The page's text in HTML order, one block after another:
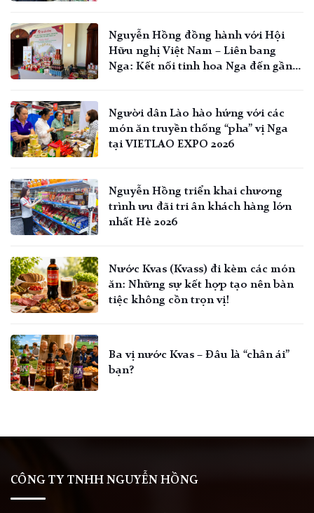
Nguyễn Hồng đồng hành với Hội
Hữu nghị Việt Nam – Liên bang
Nga: Kết nối tinh hoa Nga đến gần
Người dân Lào hào hứng với các
món ăn truyền thống “pha” vị Nga
tại VIETLAO EXPO 2026
Nguyễn Hồng triển khai chương
trình ưu đãi tri ân khách hàng lớn
nhất Hè 2026
Nước Kvas (Kvass) đi kèm các món
ăn: Những sự kết hợp tạo nên bàn
tiệc không cồn trọn vị!
Ba vị nước Kvas – Đâu là “chân ái”
bạn?
CÔNG TY TNHH NGUYỄN HỒNG